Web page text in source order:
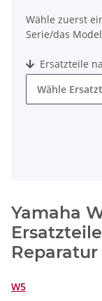
Wähle zuerst
Serie/das
Ersatzteile
Wähle
Yamaha
Reparatur
W5